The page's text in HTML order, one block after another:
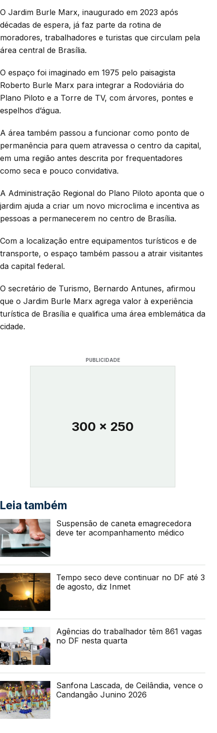
O Jardim Burle Marx, inaugurado em 2023 após
décadas de espera, já faz parte da rotina de
moradores, trabalhadores e turistas que circulam pela
área central de Brasília.
O espaço foi imaginado em 1975 pelo paisagista
Roberto Burle Marx para integrar a Rodoviária do
Plano Piloto e a Torre de TV, com árvores, pontes e
espelhos d’água.
A área também passou a funcionar como ponto de
permanência para quem atravessa o centro da capital,
em uma região antes descrita por frequentadores
como seca e pouco convidativa.
A Administração Regional do Plano Piloto aponta que o
jardim ajuda a criar um novo microclima e incentiva as
pessoas a permanecerem no centro de Brasília.
Com a localização entre equipamentos turísticos e de
transporte, o espaço também passou a atrair visitantes
da capital federal.
O secretário de Turismo, Bernardo Antunes, afirmou
que o Jardim Burle Marx agrega valor à experiência
turística de Brasília e qualifica uma área emblemática da
cidade.
PUBLICIDADE
300 x 250
Leia também
Suspensão de caneta emagrecedora
deve ter acompanhamento médico
Tempo seco deve continuar no DF até 3
de agosto, diz Inmet
Agências do trabalhador têm 861 vagas
no DF nesta quarta
Sanfona Lascada, de Ceilândia, vence o
Candangão Junino 2026